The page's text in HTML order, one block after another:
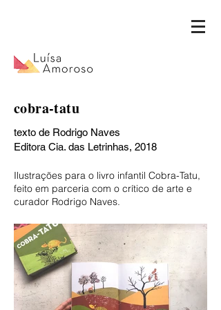
cobra-tatu
texto de Rodrigo Naves
Editora Cia. das Letrinhas, 2018
Ilustrações para o livro infantil Cobra-Tatu,
feito em parceria com o crítico de arte e
curador Rodrigo Naves.